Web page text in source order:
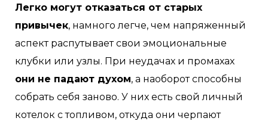
Легко могут отказаться от старых
привычек, намного легче, чем напряженный
аспект распутывает свои эмоциональные
клубки или узлы. При неудачах и промахах
они не падают духом, а наоборот способны
собрать себя заново. У них есть свой личный
котелок с топливом, откуда они черпают